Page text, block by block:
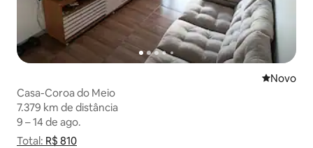
Casa-Coroa do Meio
7.379 km de distância
7.379 km de distância
9 – 14 de ago.
9 – 14 de ago.
Total: R$ 810
Total: R$ 810
Novo
Novo